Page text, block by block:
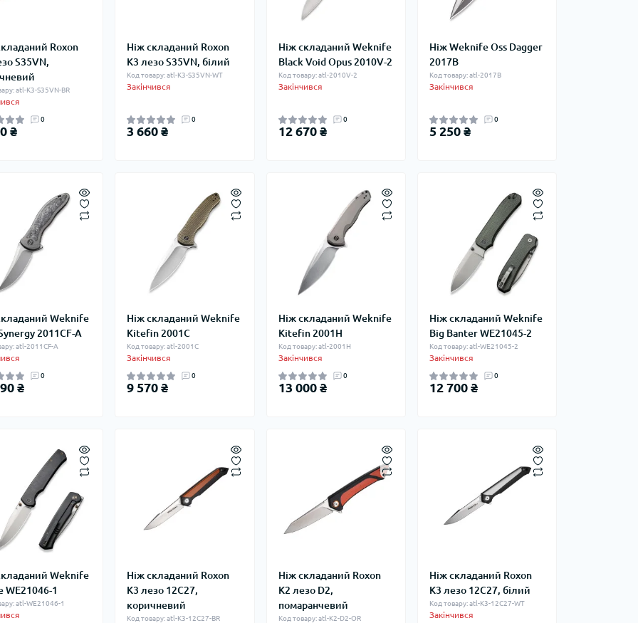
Roxon
S35VN,
atl-K3-S35VN-BR
0
₴
Ніж складаний Roxon
K3 лезо S35VN, білий
Код товару: atl-K3-S35VN-WT
Закінчився
0
3 660 ₴
Ніж складаний Weknife
Black Void Opus 2010V-2
Код товару: atl-2010V-2
Закінчився
0
12 670 ₴
Ніж Weknife Oss Dagger
2017B
Код товару: atl-2017B
Закінчився
0
5 250 ₴
Weknife
2011CF-A
atl-2011CF-A
0
₴
Ніж складаний Weknife
Kitefin 2001C
Код товару: atl-2001C
Закінчився
0
9 570 ₴
Ніж складаний Weknife
Kitefin 2001H
Код товару: atl-2001H
Закінчився
0
13 000 ₴
Ніж складаний Weknife
Big Banter WE21045-2
Код товару: atl-WE21045-2
Закінчився
0
12 700 ₴
Weknife
WE21046-1
atl-WE21046-1
Ніж складаний Roxon
K3 лезо 12C27,
коричневий
Код товару: atl-K3-12C27-BR
Ніж складаний Roxon
K2 лезо D2,
помаранчевий
Код товару: atl-K2-D2-OR
Ніж складаний Roxon
K3 лезо 12C27, білий
Код товару: atl-K3-12C27-WT
Закінчився